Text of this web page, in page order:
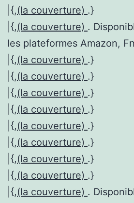
|{,(la couverture) .}
|{,(la couverture) .
les plateformes Amazon,
|{,(la couverture) .}
|{,(la couverture) .}
|{,(la couverture) .}
|{,(la couverture) .}
|{,(la couverture) .}
|{,(la couverture) .}
|{,(la couverture) .}
|{,(la couverture) .}
|{,(la couverture) .